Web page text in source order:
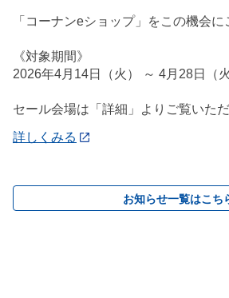
「コーナンeショップ」をこの機会に
《対象期間》
2026年4月14日（火） ～ 4月28日（
セール会場は「詳細」よりご覧いただ
詳しくみる
お知らせ一覧はこち